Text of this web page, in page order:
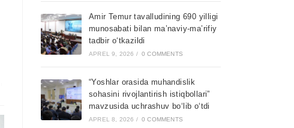
Amir Temur tavalludining 690 yilligi
munosabati bilan ma’naviy-ma’rifiy
tadbir o‘tkazildi
APREL 9, 2026 / 0 COMMENTS
“Yoshlar orasida muhandislik
sohasini rivojlantirish istiqbollari”
mavzusida uchrashuv bo‘lib o‘tdi
APREL 8, 2026 / 0 COMMENTS